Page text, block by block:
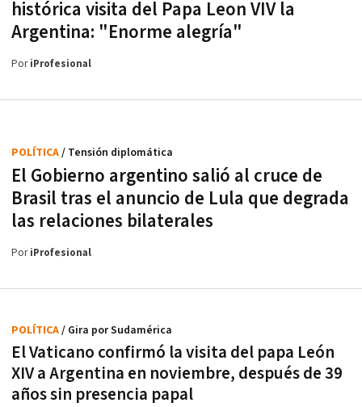
histórica visita del Papa Leon VIV la
Argentina: "Enorme alegría"
PoriProfesional
El Gobierno argentino salió al cruce de
Brasil tras el anuncio de Lula que degrada
las relaciones bilaterales
POLÍTICA/ Tensión diplomática
PoriProfesional
El Vaticano confirmó la visita del papa León
XIV a Argentina en noviembre, después de 39
años sin presencia papal
POLÍTICA/ Gira por Sudamérica